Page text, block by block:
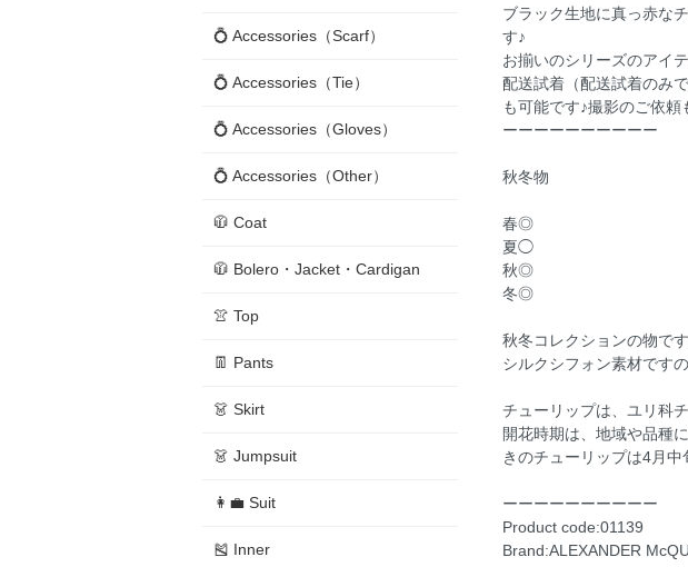
ブラック生地に真っ赤な
す♪
お揃いのシリーズのアイ
配送試着（配送試着のみ
も可能です♪撮影のご依頼
ーーーーーーーーーー
秋冬物
春◎
夏◯
秋◎
冬◎
秋冬コレクションの物です
シルクシフォン素材です
チューリップは、ユリ科
開花時期は、地域や品種
きのチューリップは4月
ーーーーーーーーーー
Product code:01139
Brand:ALEXANDER
💍 Accessories（Scarf）
💍 Accessories（Tie）
💍 Accessories（Gloves）
💍 Accessories（Other）
🧥 Coat
🧥 Bolero・Jacket・Cardigan
👚 Top
👖 Pants
👗 Skirt
👗 Jumpsuit
👩‍💼 Suit
🎽 Inner